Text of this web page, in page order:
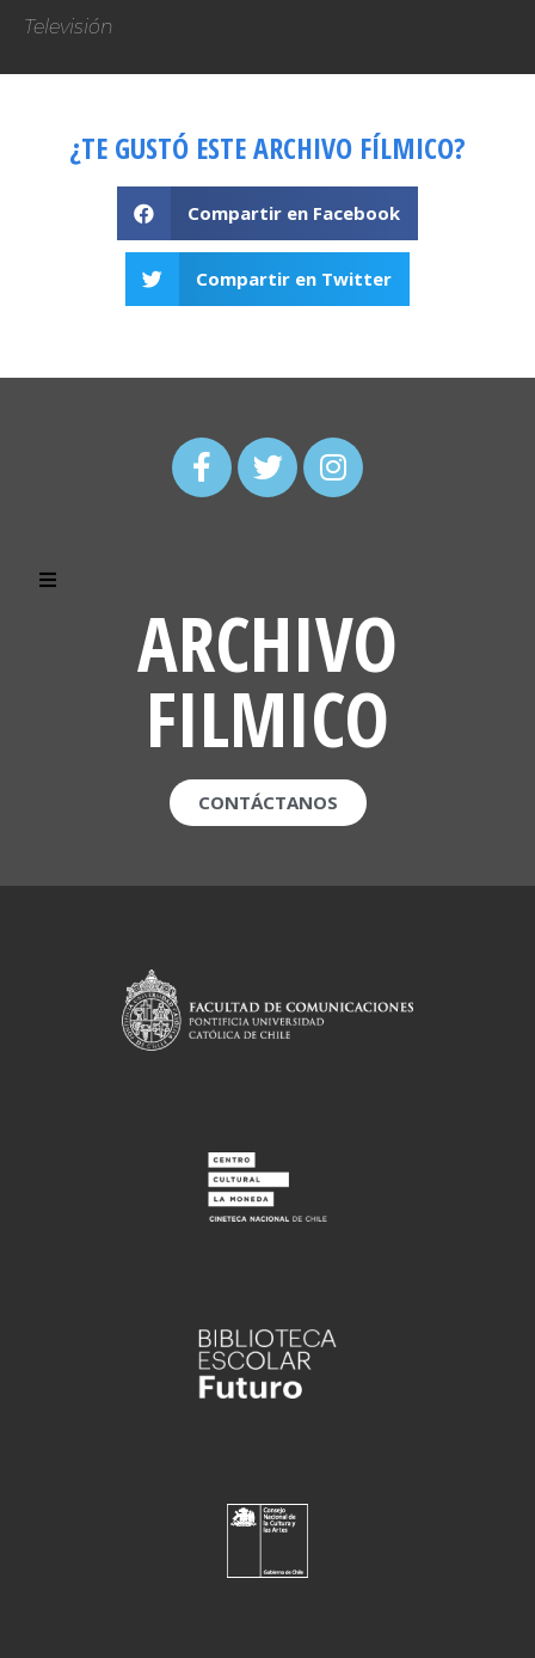
Televisión
¿TE GUSTÓ ESTE ARCHIVO FÍLMICO?
Compartir en Facebook
Compartir en Twitter
ARCHIVO
FILMICO
CONTÁCTANOS